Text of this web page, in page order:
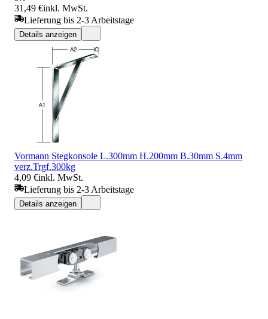
31,49 €inkl. MwSt.
Lieferung bis 2-3 Arbeitstage
Details anzeigen
Vormann Stegkonsole L.300mm H.200mm B.30mm S.4mm
verz.Trgf.300kg
4,09 €inkl. MwSt.
Lieferung bis 2-3 Arbeitstage
Details anzeigen